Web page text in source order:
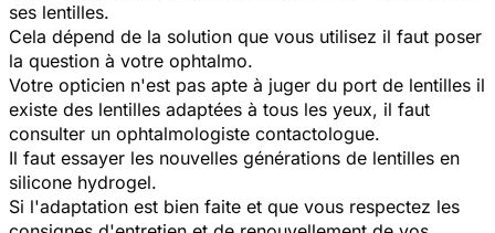
ses lentilles.
Cela dépend de la solution que vous utilisez il faut poser
la question à votre ophtalmo.
Votre opticien n'est pas apte à juger du port de lentilles il
existe des lentilles adaptées à tous les yeux, il faut
consulter un ophtalmologiste contactologue.
Il faut essayer les nouvelles générations de lentilles en
silicone hydrogel.
Si l'adaptation est bien faite et que vous respectez les